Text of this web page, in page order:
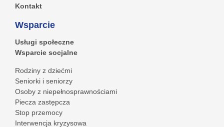
Kontakt
Wsparcie
Usługi społeczne
Wsparcie socjalne
Rodziny z dziećmi
Seniorki i seniorzy
Osoby z niepełnosprawnościami
Piecza zastępcza
Stop przemocy
Interwencja kryzysowa